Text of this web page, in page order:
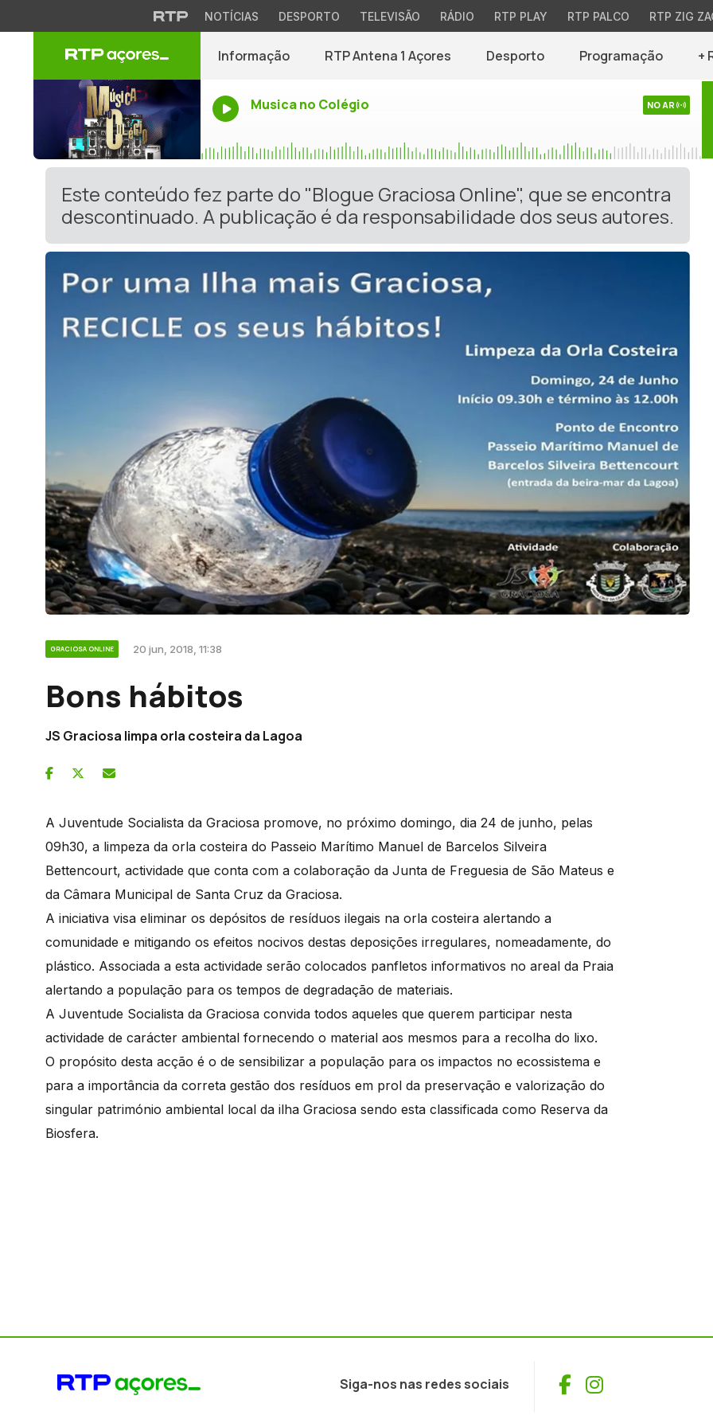
NOTÍCIAS DESPORTO TELEVISÃO RÁDIO RTP PLAY RTP PALCO RTP ZIG
Informação RTP Antena 1 Açores Desporto Programação +
Musica no Colégio NO AR
Este conteúdo fez parte do "Blogue Graciosa Online", que se encontra
descontinuado. A publicação é da responsabilidade dos seus autores.
GRACIOSA ONLINE 20 jun, 2018, 11:38
Bons hábitos
JS Graciosa limpa orla costeira da Lagoa
A Juventude Socialista da Graciosa promove, no próximo domingo, dia 24 de junho, pelas
09h30, a limpeza da orla costeira do Passeio Marítimo Manuel de Barcelos Silveira
Bettencourt, actividade que conta com a colaboração da Junta de Freguesia de São Mateus e
da Câmara Municipal de Santa Cruz da Graciosa.
A iniciativa visa eliminar os depósitos de resíduos ilegais na orla costeira alertando a
comunidade e mitigando os efeitos nocivos destas deposições irregulares, nomeadamente, do
plástico. Associada a esta actividade serão colocados panfletos informativos no areal da Praia
alertando a população para os tempos de degradação de materiais.
A Juventude Socialista da Graciosa convida todos aqueles que querem participar nesta
actividade de carácter ambiental fornecendo o material aos mesmos para a recolha do lixo.
O propósito desta acção é o de sensibilizar a população para os impactos no ecossistema e
para a importância da correta gestão dos resíduos em prol da preservação e valorização do
singular património ambiental local da ilha Graciosa sendo esta classificada como Reserva da
Biosfera.
Siga-nos nas redes sociais Facebook
Instagram